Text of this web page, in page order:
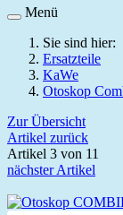
Menü
Sie sind hier:
Ersatzteile
KaWe
Otoskop
Zur Übersicht
Artikel zurück
Artikel 3 von 11
nächster Artikel